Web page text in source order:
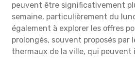
peuvent être significativement
semaine, particulièrement du
également à explorer les offres
prolongés, souvent proposés par
thermaux de la ville, qui peuvent